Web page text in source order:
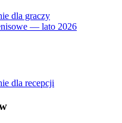
dla graczy
— lato 2026
dla recepcji